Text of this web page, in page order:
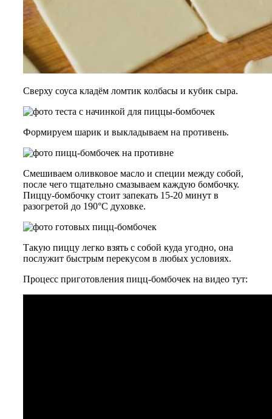
Сверху соуса кладём ломтик колбасы и кубик сыра.
Формируем шарик и выкладываем на противень.
Смешиваем оливковое масло и специи между собой,
после чего тщательно смазываем каждую бомбочку.
Пиццу-бомбочку стоит запекать 15-20 минут в
разогретой до 190°С духовке.
Такую пиццу легко взять с собой куда угодно, она
послужит быстрым перекусом в любых условиях.
Процесс приготовления пицц-бомбочек на видео тут: